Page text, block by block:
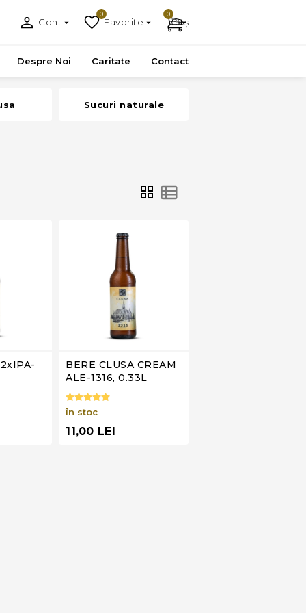
Cont Favorite
0
Coș
0
Despre Noi Caritate Contact
Sucuri naturale
BERE CLUSA CREAM
ALE-1316, 0.33L
în stoc
11,00 LEI